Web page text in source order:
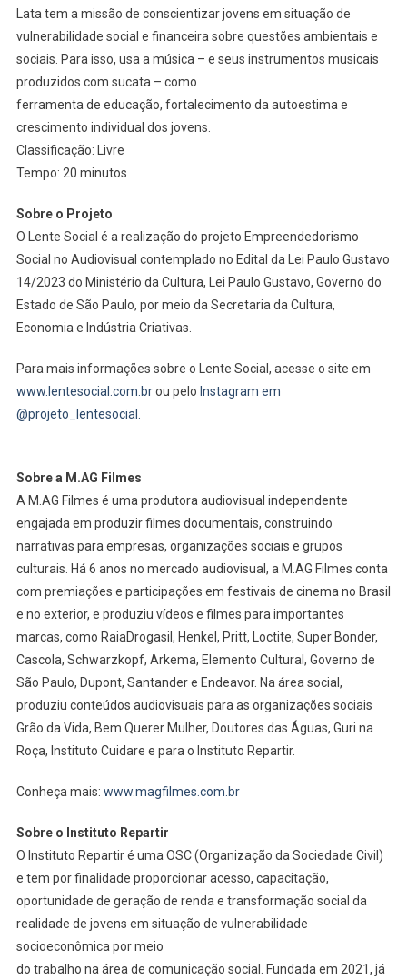
Lata tem a missão de conscientizar jovens em situação de
vulnerabilidade social e financeira sobre questões ambientais e
sociais. Para isso, usa a música – e seus instrumentos musicais
produzidos com sucata – como
ferramenta de educação, fortalecimento da autoestima e
crescimento individual dos jovens.
Classificação: Livre
Tempo: 20 minutos
Sobre o Projeto
O Lente Social é a realização do projeto Empreendedorismo
Social no Audiovisual contemplado no Edital da Lei Paulo Gustavo
14/2023 do Ministério da Cultura, Lei Paulo Gustavo, Governo do
Estado de São Paulo, por meio da Secretaria da Cultura,
Economia e Indústria Criativas.
Para mais informações sobre o Lente Social, acesse o site em
www.lentesocial.com.brou pelo Instagram em
@projeto_lentesocial.
Sobre a M.AG Filmes
A M.AG Filmes é uma produtora audiovisual independente
engajada em produzir filmes documentais, construindo
narrativas para empresas, organizações sociais e grupos
culturais. Há 6 anos no mercado audiovisual, a M.AG Filmes conta
com premiações e participações em festivais de cinema no Brasil
e no exterior, e produziu vídeos e filmes para importantes
marcas, como RaiaDrogasil, Henkel, Pritt, Loctite, Super Bonder,
Cascola, Schwarzkopf, Arkema, Elemento Cultural, Governo de
São Paulo, Dupont, Santander e Endeavor. Na área social,
produziu conteúdos audiovisuais para as organizações sociais
Grão da Vida, Bem Querer Mulher, Doutores das Águas, Guri na
Roça, Instituto Cuidare e para o Instituto Repartir.
Conheça mais: www.magfilmes.com.br
Sobre o Instituto Repartir
O Instituto Repartir é uma OSC (Organização da Sociedade Civil)
e tem por finalidade proporcionar acesso, capacitação,
oportunidade de geração de renda e transformação social da
realidade de jovens em situação de vulnerabilidade
socioeconômica por meio
do trabalho na área de comunicação social. Fundada em 2021, já